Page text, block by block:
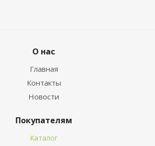
О нас
Главная
Контакты
Новости
Покупателям
Каталог